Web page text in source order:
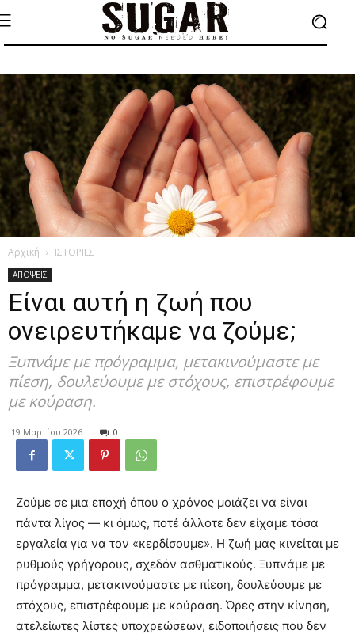
Αρχική ΙΣΤΟΡΙΕΣ
ΑΠΟΨΕΙΣ
Είναι αυτή η ζωή που
ονειρευτήκαμε να ζούμε;
Ξυπνάμε με πρόγραμμα, μετακινούμαστε με
πίεση, δουλεύουμε με στόχους, επιστρέφουμε
με κούραση.
19 Μαρτίου 2026 0
Ζούμε σε μια εποχή όπου ο χρόνος μοιάζει να είναι
πάντα λίγος — κι όμως, ποτέ άλλοτε δεν είχαμε τόσα
εργαλεία για να τον «κερδίσουμε». Η ζωή μας κινείται με
ρυθμούς γρήγορους, σχεδόν ασθματικούς. Ξυπνάμε με
πρόγραμμα, μετακινούμαστε με πίεση, δουλεύουμε με
στόχους, επιστρέφουμε με κούραση. Ώρες στην κίνηση,
ατελείωτες λίστες υποχρεώσεων, ειδοποιήσεις που δεν